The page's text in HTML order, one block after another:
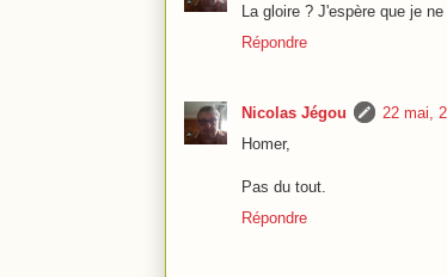
La gloire ? J'espère que je
Répondre
Nicolas Jégou
22 mai,
Homer,
Pas du tout.
Répondre